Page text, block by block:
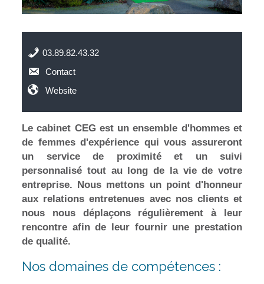
03.89.82.43.32
Contact
Website
Le cabinet CEG est un ensemble d'hommes et
de femmes d'expérience qui vous assureront
un service de proximité et un suivi
personnalisé tout au long de la vie de votre
entreprise. Nous mettons un point d'honneur
aux relations entretenues avec nos clients et
nous nous déplaçons régulièrement à leur
rencontre afin de leur fournir une prestation
de qualité.
Nos domaines de compétences :